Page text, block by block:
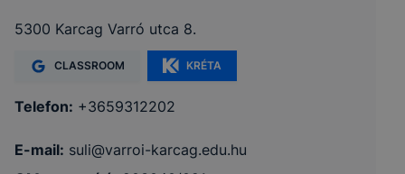
5300 Karcag Varró utca 8.
CLASSROOM KRÉTA
Telefon: +3659312202
E-mail: suli@varroi-karcag.edu.hu